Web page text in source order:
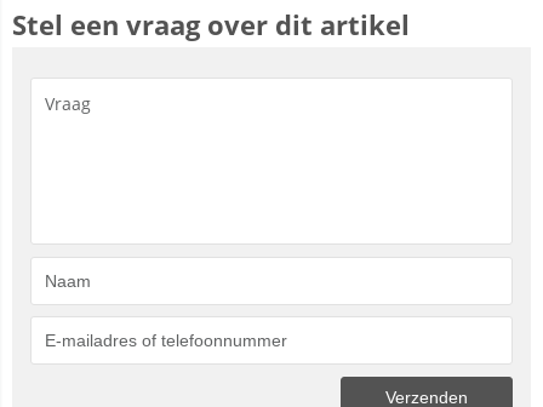
Stel een vraag over dit artikel